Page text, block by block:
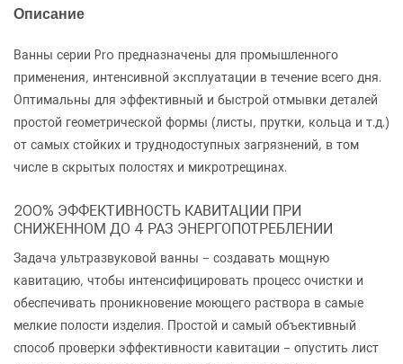
Описание
Ванны серии Pro предназначены для промышленного
применения, интенсивной эксплуатации в течение всего дня.
Оптимальны для эффективный и быстрой отмывки деталей
простой геометрической формы (листы, прутки, кольца и т.д.)
от самых стойких и труднодоступных загрязнений, в том
числе в скрытых полостях и микротрещинах.
200% ЭФФЕКТИВНОСТЬ КАВИТАЦИИ ПРИ
СНИЖЕННОМ ДО 4 РАЗ ЭНЕРГОПОТРЕБЛЕНИИ
Задача ультразвуковой ванны – создавать мощную
кавитацию, чтобы интенсифицировать процесс очистки и
обеспечивать проникновение моющего раствора в самые
мелкие полости изделия. Простой и самый объективный
способ проверки эффективности кавитации – опустить лист